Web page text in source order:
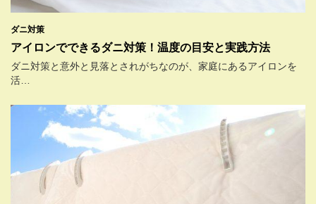
ダニ対策
アイロンでできるダニ対策！温度の目安と実践方法
ダニ対策と意外と見落とされがちなのが、家庭にあるアイロンを
活…